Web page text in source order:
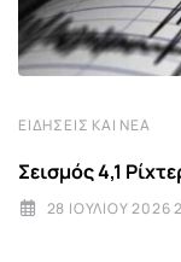
ΕΙΔΉΣΕΙΣ ΚΑΙ ΝΈΑ
Σεισμός 4,1
28 ΙΟΥΛΊΟΥ 2026